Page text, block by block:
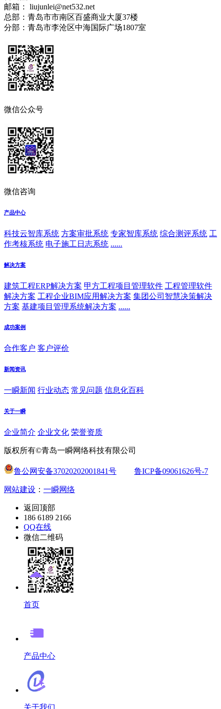
邮箱： liujunlei@net532.net
总部：青岛市市南区百盛商业大厦37楼
分部：青岛市李沧区中海国际广场1807室
微信公众号
微信咨询
产品中心
科技云智库系统 方案审批系统 专家智库系统 综合测评系统 工
作考核系统 电子施工日志系统 ......
解决方案
建筑工程ERP解决方案 甲方工程项目管理软件 工程管理软件
解决方案 工程企业BIM应用解决方案 集团公司智慧决策解决
方案 基建项目管理系统解决方案 ......
成功案例
合作客户 客户评价
新闻资讯
一瞬新闻 行业动态 常见问题 信息化百科
关于一瞬
企业简介 企业文化 荣誉资质
版权所有©青岛一瞬网络科技有限公司
鲁公网安备37020202001841号 鲁ICP备09061626号-7
网站建设 ： 一瞬网络
返回顶部
186 6189 2166
QQ在线
微信二维码
首页
产品中心